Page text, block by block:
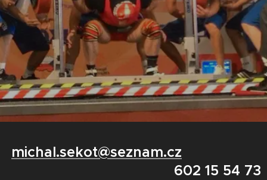
michal.sekot@seznam.cz
602 15 54 73